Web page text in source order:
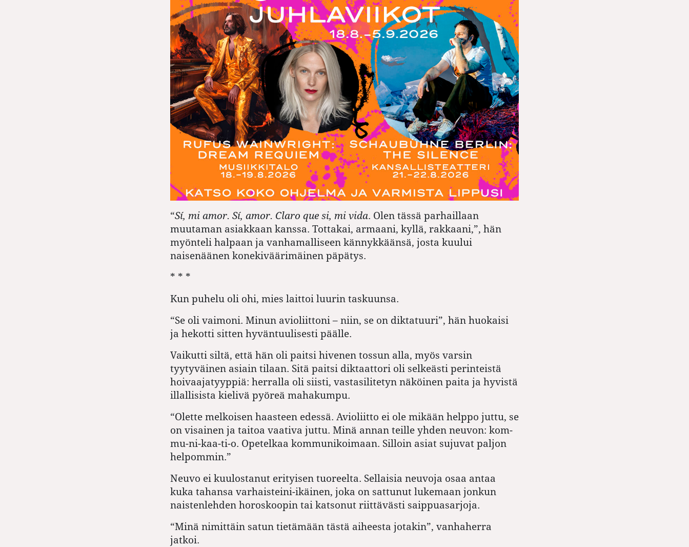
“Sí, mi amor. Sí, amor. Claro que si, mi vida. Olen tässä parhaillaan
muutaman asiakkaan kanssa. Tottakai, armaani, kyllä, rakkaani,”, hän
myönteli halpaan ja vanhamalliseen kännykkäänsä, josta kuului
naisenäänen konekiväärimäinen päpätys.
* * *
Kun puhelu oli ohi, mies laittoi luurin taskuunsa.
“Se oli vaimoni. Minun avioliittoni – niin, se on diktatuuri”, hän huokaisi
ja hekotti sitten hyväntuulisesti päälle.
Vaikutti siltä, että hän oli paitsi hivenen tossun alla, myös varsin
tyytyväinen asiain tilaan. Sitä paitsi diktaattori oli selkeästi perinteistä
hoivaajatyyppiä: herralla oli siisti, vastasilitetyn näköinen paita ja hyvistä
illallisista kielivä pyöreä mahakumpu.
“Olette melkoisen haasteen edessä. Avioliitto ei ole mikään helppo juttu, se
on visainen ja taitoa vaativa juttu. Minä annan teille yhden neuvon: kom-
mu-ni-kaa-ti-o. Opetelkaa kommunikoimaan. Silloin asiat sujuvat paljon
helpommin.”
Neuvo ei kuulostanut erityisen tuoreelta. Sellaisia neuvoja osaa antaa
kuka tahansa varhaisteini-ikäinen, joka on sattunut lukemaan jonkun
naistenlehden horoskoopin tai katsonut riittävästi saippuasarjoja.
“Minä nimittäin satun tietämään tästä aiheesta jotakin”, vanhaherra
jatkoi.